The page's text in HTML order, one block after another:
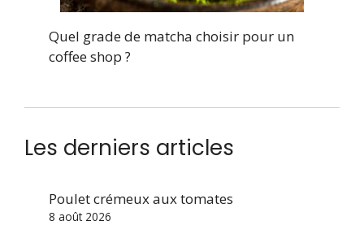
Quel grade de matcha choisir pour un
coffee shop ?
Les derniers articles
Poulet crémeux aux tomates
8 août 2026